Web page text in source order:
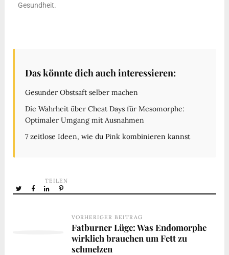
Gesundheit.
Das könnte dich auch interessieren:
Gesunder Obstsaft selber machen
Die Wahrheit über Cheat Days für Mesomorphe:
Optimaler Umgang mit Ausnahmen
7 zeitlose Ideen, wie du Pink kombinieren kannst
TEILEN
VORHERIGER BEITRAG
Fatburner Lüge: Was Endomorphe
wirklich brauchen um Fett zu
schmelzen